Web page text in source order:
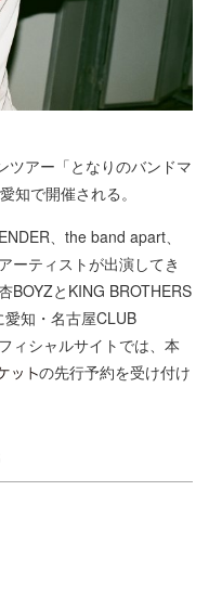
ツアー「となりのバンドマ
知で開催される。
、the band apart、
ーティストが出演してき
BOYZとKING BROTHERS
知・名古屋CLUB
ィシャルサイトでは、本
の先行予約を受け付け